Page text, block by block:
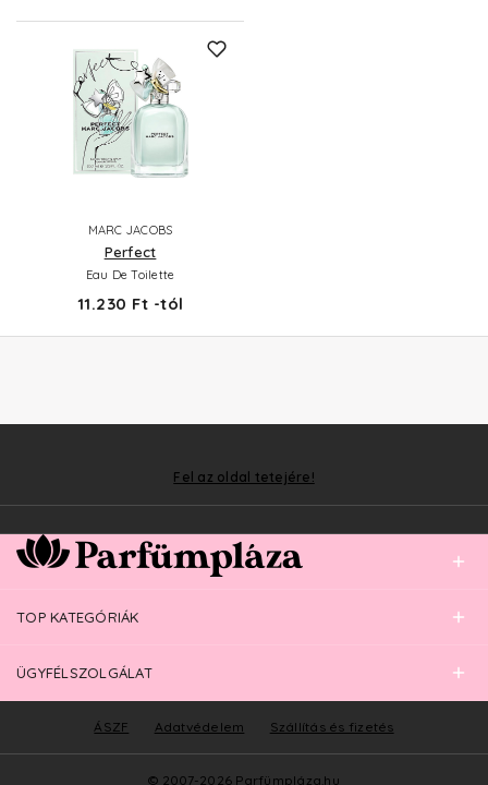
MARC JACOBS
Perfect
Eau De Toilette
11.230 Ft -tól
Fel az oldal tetejére!
TOP KATEGÓRIÁK
ÜGYFÉLSZOLGÁLAT
© 2007-2026 Parfümpláza.hu
ÁSZF Adatvédelem Szállítás és fizetés